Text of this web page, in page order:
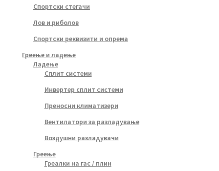
Спортски стегачи
Лов и риболов
Спортски реквизити и опрема
Греење и ладење
Ладење
Сплит системи
Инвертер сплит системи
Преносни климатизери
Вентилатори за разладување
Воздушни разладувачи
Греење
Греалки на гас / плин